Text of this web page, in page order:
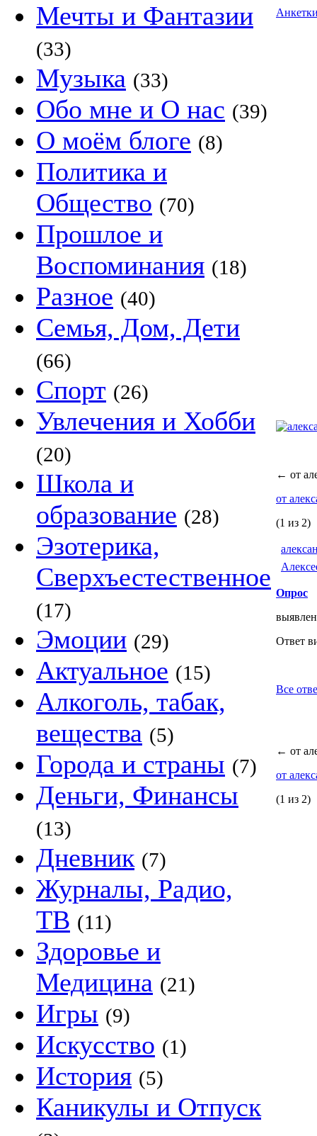
Мечты и Фантазии
(33)
Музыка (33)
Обо мне и О нас (39)
О моём блоге (8)
Политика и
Общество (70)
Прошлое и
Воспоминания (18)
Разное (40)
Семья, Дом, Дети
(66)
Спорт (26)
Увлечения и Хобби
(20)
Школа и
образование (28)
Эзотерика,
Сверхъестественное
(17)
Эмоции (29)
Актуальное (15)
Алкоголь, табак,
вещества (5)
Города и страны (7)
Деньги, Финансы
(13)
Дневник (7)
Журналы, Радио,
ТВ (11)
Здоровье и
Медицина (21)
Игры (9)
Искусство (1)
История (5)
Каникулы и Отпуск
← от
от
(1 из 2)
Опрос
Ответ
Все
← от
от
(1 из 2)